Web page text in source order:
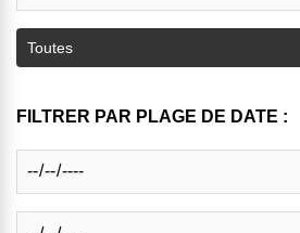
FILTRER PAR PLAGE DE DATE :